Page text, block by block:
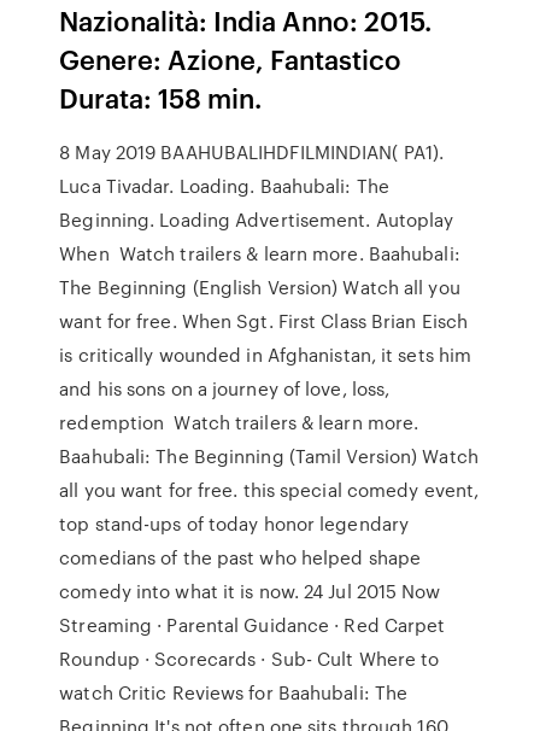
Nazionalità: India Anno: 2015.
Genere: Azione, Fantastico
Durata: 158 min.
8 May 2019 BAAHUBALIHDFILMINDIAN( PA1).
Luca Tivadar. Loading. Baahubali: The
Beginning. Loading Advertisement. Autoplay
When Watch trailers & learn more. Baahubali:
The Beginning (English Version) Watch all you
want for free. When Sgt. First Class Brian Eisch
is critically wounded in Afghanistan, it sets him
and his sons on a journey of love, loss,
redemption Watch trailers & learn more.
Baahubali: The Beginning (Tamil Version) Watch
all you want for free. this special comedy event,
top stand-ups of today honor legendary
comedians of the past who helped shape
comedy into what it is now. 24 Jul 2015 Now
Streaming · Parental Guidance · Red Carpet
Roundup · Scorecards · Sub- Cult Where to
watch Critic Reviews for Baahubali: The
Beginning It's not often one sits through 160